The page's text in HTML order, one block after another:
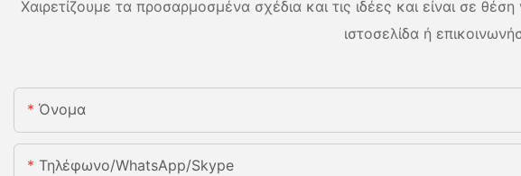
Χαιρετίζουμε τα προσαρμοσμένα σχέδια και τις ιδέες και είναι σε
ιστοσελίδα ή
Όνομα
Τηλέφωνο/WhatsApp/Skype